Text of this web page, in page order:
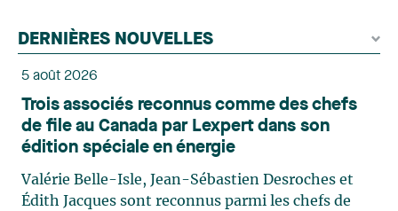
DERNIÈRES NOUVELLES
5 août 2026
Trois associés reconnus comme des chefs
de file au Canada par Lexpert dans son
édition spéciale en énergie
Valérie Belle-Isle, Jean-Sébastien Desroches et
Édith Jacques sont reconnus parmi les chefs de